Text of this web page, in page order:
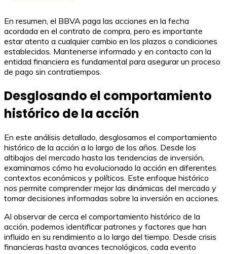
En resumen, el BBVA paga las acciones en la fecha
acordada en el contrato de compra, pero es importante
estar atento a cualquier cambio en los plazos o condiciones
establecidos. Mantenerse informado y en contacto con la
entidad financiera es fundamental para asegurar un proceso
de pago sin contratiempos.
Desglosando el comportamiento
histórico de la acción
En este análisis detallado, desglosamos el comportamiento
histórico de la acción a lo largo de los años. Desde los
altibajos del mercado hasta las tendencias de inversión,
examinamos cómo ha evolucionado la acción en diferentes
contextos económicos y políticos. Este enfoque histórico
nos permite comprender mejor las dinámicas del mercado y
tomar decisiones informadas sobre la inversión en acciones.
Al observar de cerca el comportamiento histórico de la
acción, podemos identificar patrones y factores que han
influido en su rendimiento a lo largo del tiempo. Desde crisis
financieras hasta avances tecnológicos, cada evento